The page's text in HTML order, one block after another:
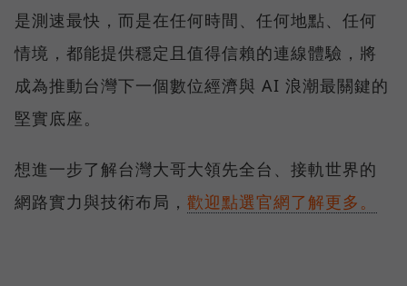
是測速最快，而是在任何時間、任何地點、任何
情境，都能提供穩定且值得信賴的連線體驗，將
成為推動台灣下一個數位經濟與 AI 浪潮最關鍵的
堅實底座。
想進一步了解台灣大哥大領先全台、接軌世界的
網路實力與技術布局， 歡迎點選官網了解更多。